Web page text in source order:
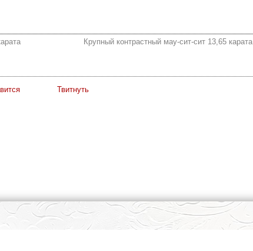
Крупный контрастный мау-сит-сит 13,65 карата
Твитнуть